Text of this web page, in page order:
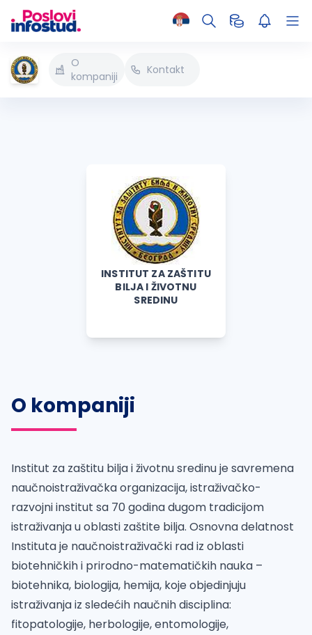
O
kompaniji
Kontakt
INSTITUT ZA ZAŠTITU
BILJA I ŽIVOTNU
SREDINU
O kompaniji
Institut za zaštitu bilja i životnu sredinu je savremena
naučnoistraživačka organizacija, istraživačko-
razvojni institut sa 70 godina dugom tradicijom
istraživanja u oblasti zaštite bilja. Osnovna delatnost
Instituta je naučnoistraživački rad iz oblasti
biotehničkih i prirodno-matematičkih nauka –
biotehnika, biologija, hemija, koje objedinjuju
istraživanja iz sledećih naučnih disciplina:
fitopatologije, herbologije, entomologije,